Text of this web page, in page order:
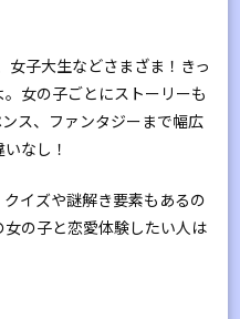
女子大生などさまざま！きっ
女の子ごとにストーリーも
ス、ファンタジーまで幅広
なし！
イズや謎解き要素もあるの
の子と恋愛体験したい人は